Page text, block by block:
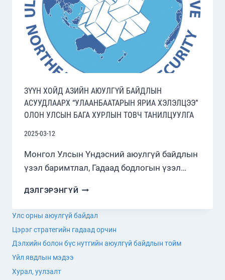
ЗҮҮН ХОЙД АЗИЙН АЮУЛГҮЙ БАЙДЛЫН
АСУУДЛААРХ “УЛААНБААТАРЫН ЯРИА ХЭЛЭЛЦЭЭ”
ОЛОН УЛСЫН БАГА ХУРЛЫН ТОВЧ ТАНИЛЦУУЛГА
2025-03-12
Монгол Улсын Үндэсний аюулгүй байдлын
үзэл баримтлал, Гадаад бодлогын үзэл…
ДЭЛГЭРЭНГҮЙ ЗҮҮН
АЗИЙН
АЮУЛГҮЙ
БАЙДЛЫН
АСУУДЛААРХ
Улс орны аюулгүй байдал
Цэрэг стратегийн гадаад орчин
Дэлхийн болон бүс нутгийн аюулгүй байдлын тойм
Үйл явдлын мэдээ
Хурал, уулзалт